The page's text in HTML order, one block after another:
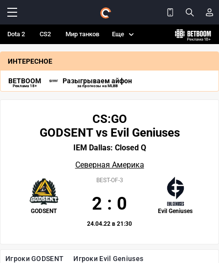
Dota 2 CS2 Мир танков Еще
ИНТЕРЕСНОЕ
BETBOOM
Реклама 18+
Разыгрываем айфон
за прогнозы на MLBB
Игроки GODSENT Игроки Evil Geniuses
CS:GO
GODSENT vs Evil Geniuses
IEM Dallas: Closed Q
Северная Америка
GODSENT Evil Geniuses
BEST-OF-3
2 : 0
24.04.22 в 21:30